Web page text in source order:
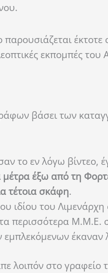
παρουσιάζεται
εκπομπές του
βάσει των
το εν λόγω βίντεο,
μέτρα έξω από τη
τέτοια σκάφη.
ιδίου του
περισσότερα
λοιπόν στο